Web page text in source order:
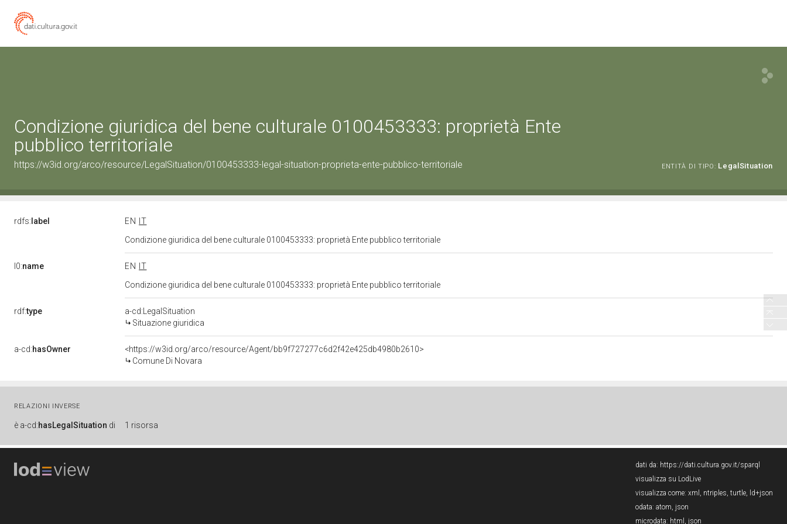
Condizione giuridica del bene culturale 0100453333: proprietà Ente
pubblico territoriale
https://w3id.org/arco/resource/LegalSituation/0100453333-legal-situation-proprieta-ente-pubblico-territoriale ENTITÀ DI TIPO: LegalSituation
rdfs: label EN
IT
Condizione giuridica del bene culturale 0100453333: proprietà Ente pubblico territoriale
l0:name EN
IT
Condizione giuridica del bene culturale 0100453333: proprietà Ente pubblico territoriale
rdf:type
a-cd:LegalSituation
Situazione giuridica
a-cd:hasOwner
<https://w3id.org/arco/resource/Agent/bb9f727277c6d2f42e425db4980b2610>
Comune Di Novara
RELAZIONI INVERSE
è a-cd:hasLegalSituation di 1 risorsa
dati da: https://dati.cultura.gov.it/sparql
visualizza su LodLive
visualizza come: xml , ntriples, turtle, ld+json
odata: atom, json
microdata: html , json